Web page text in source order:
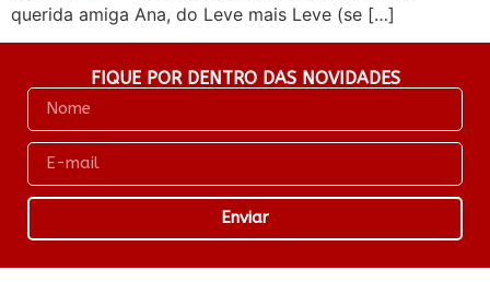
querida amiga Ana, do Leve mais Leve (se […]
FIQUE POR DENTRO DAS NOVIDADES
Enviar